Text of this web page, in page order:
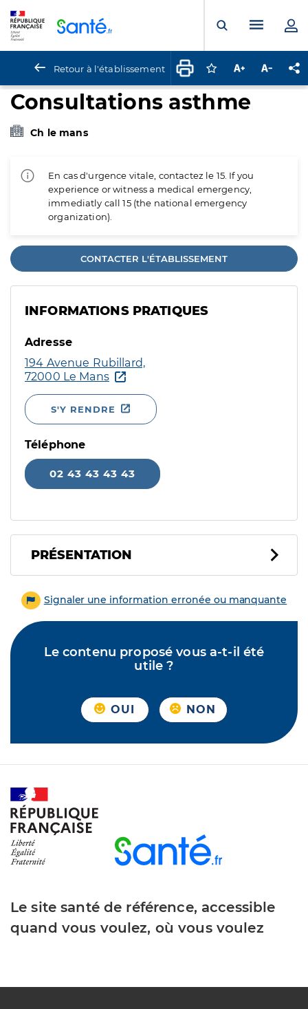
Ouvrir laMenu
Retour à l'établissement Connectez-vous
Augmenter la
Consultations asthme
Ch le mans
En cas d'urgence vitale, contactez le 15. If you
experience or witness a medical emergency,
immediatly call 15 (the national emergency
organization).
CONTACTER L'ÉTABLISSEMENT
INFORMATIONS PRATIQUES
Adresse
194 Avenue Rubillard,
72000 Le Mans
S'Y RENDRE
Téléphone
02 43 43 43 43
PRÉSENTATION
Signaler une information erronée ou manquante
Le contenu proposé vous a-t-il été
utile ?
OUI NON
Le site santé de référence, accessible
quand vous voulez, où vous voulez